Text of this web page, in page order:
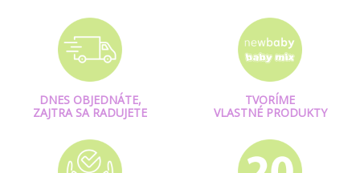
DNES OBJEDNÁTE,
ZAJTRA SA RADUJETE
TVORÍME
VLASTNÉ PRODUKTY